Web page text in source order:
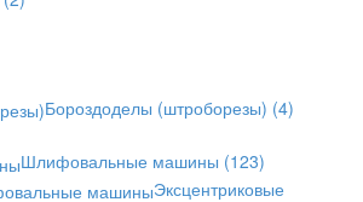
Бороздоделы (штроборезы) (4)
Шлифовальные машины (123)
Эксцентриковые